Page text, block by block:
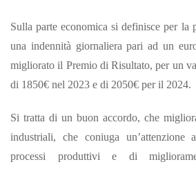
Sulla parte economica si definisce per la
una indennità giornaliera pari ad un
migliorato il Premio di Risultato, per un
di 1850€ nel 2023 e di 2050€ per il 2024.
Si tratta di un buon accordo, che
industriali, che coniuga
processi produttivi e di